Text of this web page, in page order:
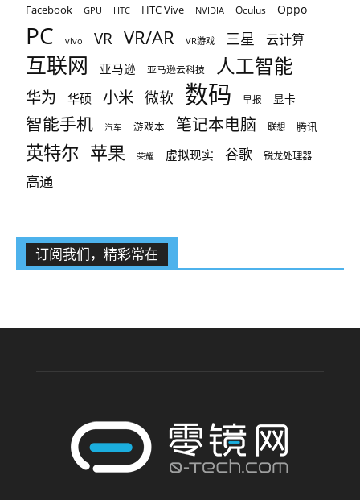
Facebook GPU HTC HTC Vive NVIDIA Oculus Oppo
PC vivo VR VR/AR VR游戏 三星 云计算
互联网 亚马逊 亚马逊云科技 人工智能
华为 华硕 小米 微软 数码 早报 显卡
智能手机 汽车 游戏本 笔记本电脑 联想 腾讯
英特尔 苹果 荣耀 虚拟现实 谷歌 锐龙处理器
高通
订阅我们，精彩常在